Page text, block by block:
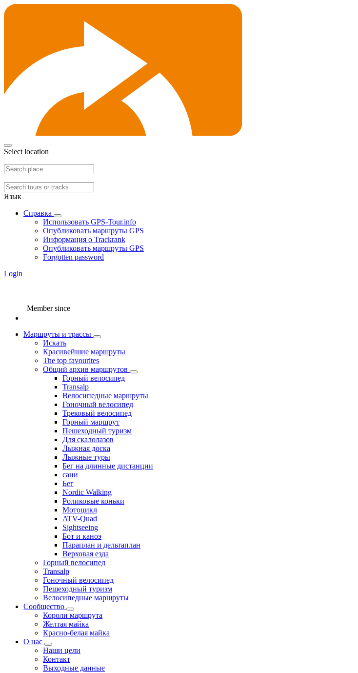
Select location
Язык
Справка
Использовать GPS-Tour.info
Опубликовать маршруты GPS
Информация о Trackrank
Опубликовать маршруты GPS
Forgotten password
Login
Member since
Маршруты и трассы
Искать
Красивейшие маршруты
The top favourites
Общий архив маршрутов
Горный велосипед
Transalp
Велосипедные маршруты
Гоночный велосипед
Трековый велосипед
Горный маршрут
Пешеходный туризм
Для скалолазов
Лыжная доска
Лыжные туры
Бег на длинные дистанции
сани
Бег
Nordic Walking
Роликовые коньки
Мотоцикл
ATV-Quad
Sightseeing
Бот и каноэ
Параплан и дельтаплан
Верховая езда
Горный велосипед
Transalp
Гоночный велосипед
Пешеходный туризм
Велосипедные маршруты
Сообщество
Короли маршрута
Желтая майка
Красно-белая майка
О нас
Наши цели
Контакт
Выходные данные